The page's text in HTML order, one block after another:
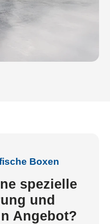
Boxen
spezielle
und
Angebot?